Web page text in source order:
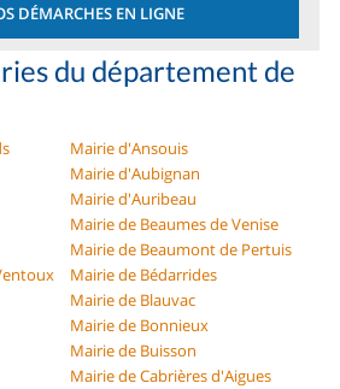
DÉMARCHES EN LIGNE
du département de
Mairie d'Ansouis
Mairie d'Aubignan
Mairie d'Auribeau
Mairie de Beaumes de Venise
Mairie de Beaumont de Pertuis
Mairie de Bédarrides
Mairie de Blauvac
Mairie de Bonnieux
Mairie de Buisson
Mairie de Cabrières d'Aigues